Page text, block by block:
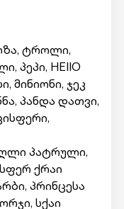
ტროლი,
პეპი, HEllO
მინიონი, ჯეკ
პანდა დათვი,
პატრული,
ქრაი
პრინცესა
სქაი